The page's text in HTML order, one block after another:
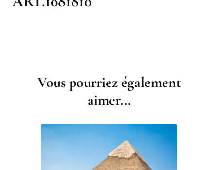
Vous pourriez également
aimer...